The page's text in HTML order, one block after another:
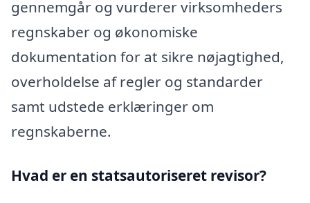
gennemgår og vurderer virksomheders
regnskaber og økonomiske
dokumentation for at sikre nøjagtighed,
overholdelse af regler og standarder
samt udstede erklæringer om
regnskaberne.
Hvad er en statsautoriseret revisor?